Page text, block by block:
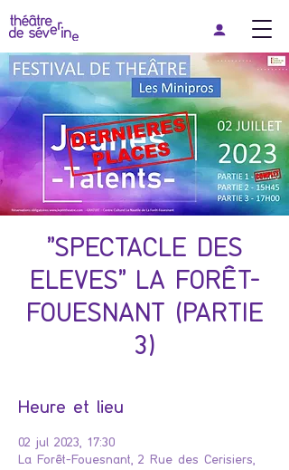
"SPECTACLE DES
ELEVES" LA FORÊT-
FOUESNANT (PARTIE
3)
Heure et lieu
02 jul 2023, 17:30
La Forêt-Fouesnant, 2 Rue des Cerisiers,